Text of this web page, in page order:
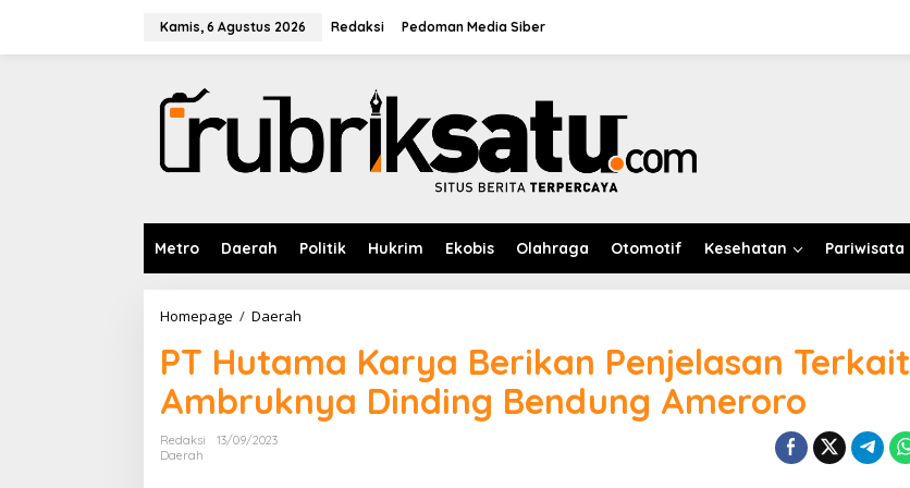
Kamis, 6 Agustus 2026 Redaksi Pedoman Media Siber
Metro Daerah Politik Hukrim Ekobis Olahraga Otomotif Kesehatan Pariwisata
Homepage / Daerah
H
u
t
a
PT Hutama Karya Berikan Penjelasan Terkait
Ambruknya Dinding Bendung Ameroro
Redaksi
13/09/2023
Daerah